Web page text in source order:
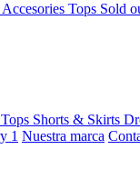
Accesories Tops Sold
Tops Shorts & Skirts
Nuestra marca